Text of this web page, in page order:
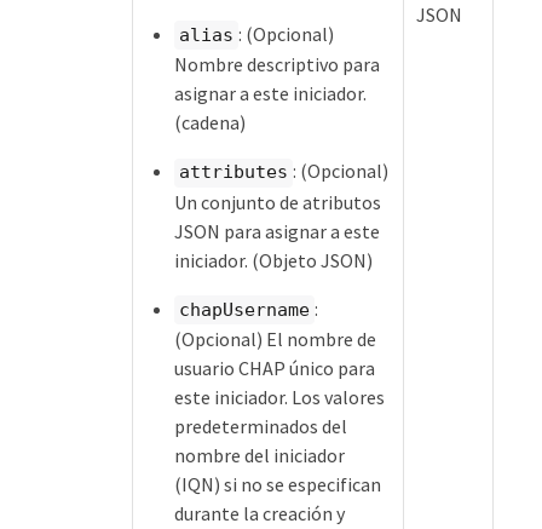
alias : (Opcional)
Nombre descriptivo para
asignar a este iniciador.
(cadena)
attributes : (Opcional)
Un conjunto de atributos
JSON para asignar a este
iniciador. (Objeto JSON)
chapUsername :
(Opcional) El nombre de
usuario CHAP único para
este iniciador. Los valores
predeterminados del
nombre del iniciador
(IQN) si no se especifican
durante la creación y
JSON